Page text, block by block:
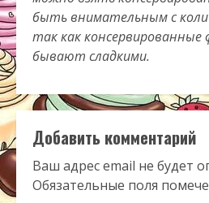
быть внимательным с
так как консервированные
бывают сладкими.
Добавить комментарий
Ваш адрес email не будет
Обязательные поля